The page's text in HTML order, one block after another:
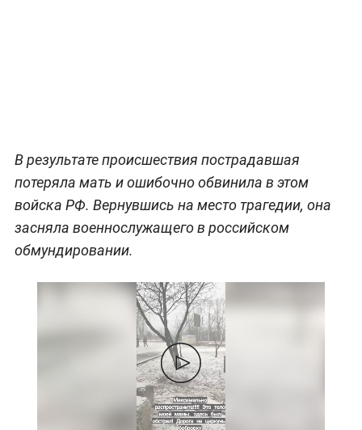
В результате происшествия пострадавшая
потеряла мать и ошибочно обвинила в этом
войска РФ. Вернувшись на место трагедии, она
засняла военнослужащего в российском
обмундировании.